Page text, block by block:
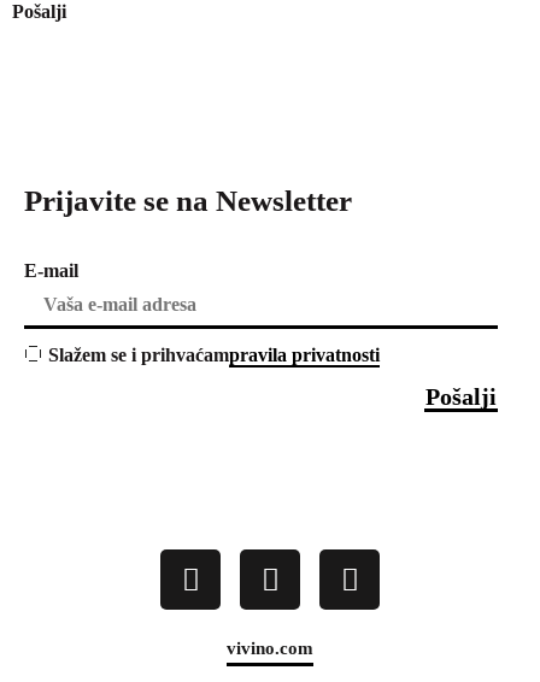
Pošalji
Prijavite se na Newsletter
E-mail
Slažem se i prihvaćampravila privatnosti
vivino.com